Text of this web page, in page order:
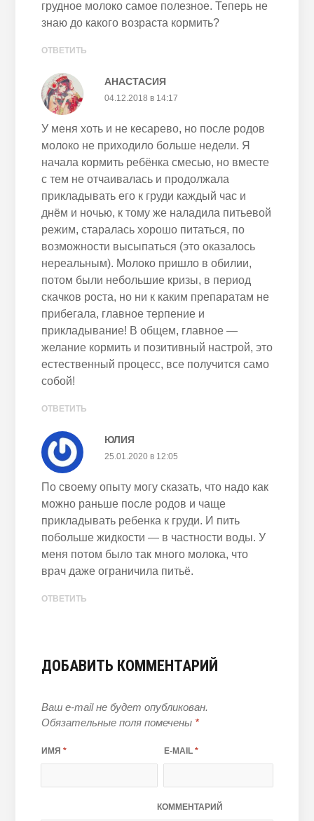
грудное молоко самое полезное. Теперь не
знаю до какого возраста кормить?
ОТВЕТИТЬ
АНАСТАСИЯ
04.12.2018 в 14:17
У меня хоть и не кесарево, но после родов
молоко не приходило больше недели. Я
начала кормить ребёнка смесью, но вместе
с тем не отчаивалась и продолжала
прикладывать его к груди каждый час и
днём и ночью, к тому же наладила питьевой
режим, старалась хорошо питаться, по
возможности высыпаться (это оказалось
нереальным). Молоко пришло в обилии,
потом были небольшие кризы, в период
скачков роста, но ни к каким препаратам не
прибегала, главное терпение и
прикладывание! В общем, главное —
желание кормить и позитивный настрой, это
естественный процесс, все получится само
собой!
ОТВЕТИТЬ
ЮЛИЯ
25.01.2020 в 12:05
По своему опыту могу сказать, что надо как
можно раньше после родов и чаще
прикладывать ребенка к груди. И пить
побольше жидкости — в частности воды. У
меня потом было так много молока, что
врач даже ограничила питьё.
ОТВЕТИТЬ
ДОБАВИТЬ КОММЕНТАРИЙ
Ваш e-mail не будет опубликован.
Обязательные поля помечены *
ИМЯ * E-MAIL *
КОММЕНТАРИЙ